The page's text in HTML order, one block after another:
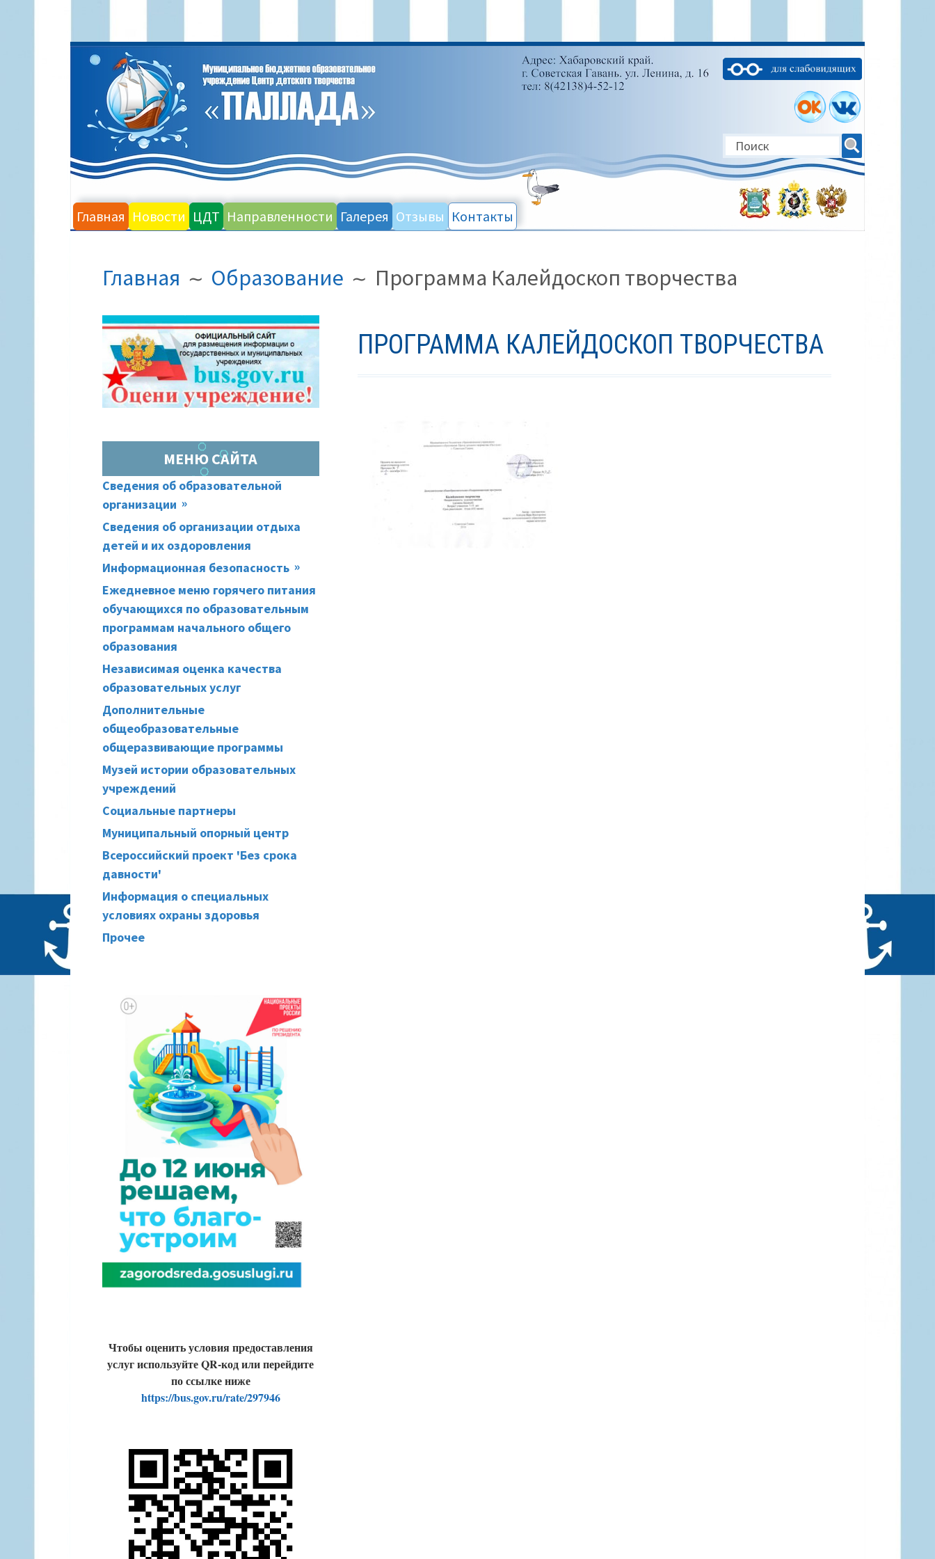
Перейти
содержимому
Главная Новости ЦДТ Направленности Галерея Отзывы Контакты
(ХЛЕБНЫЕ
КРОШКИ)
Главная Образование Программа Калейдоскоп творчества
ПРОГРАММА КАЛЕЙДОСКОП ТВОРЧЕСТВА
ОСНОВНАЯ
ПАНЕЛЬ
МЕНЮ САЙТА
Сведения об образовательной
организации
Сведения об организации отдыха
детей и их оздоровления
Информационная безопасность
Ежедневное меню горячего питания
обучающихся по образовательным
программам начального общего
образования
Независимая оценка качества
образовательных услуг
Дополнительные
общеобразовательные
общеразвивающие программы
Музей истории образовательных
учреждений
Социальные партнеры
Муниципальный опорный центр
Всероссийский проект 'Без срока
давности'
Информация о специальных
условиях охраны здоровья
Прочее
Чтобы оценить условия предоставления
услуг используйте QR-код или перейдите
по ссылке ниже
https://bus.gov.ru/rate/297946